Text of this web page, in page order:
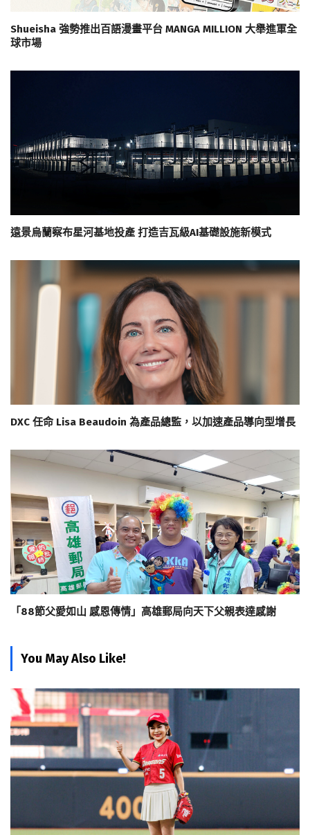
Shueisha 強勢推出百語漫畫平台 MANGA MILLION 大舉進軍全
球市場
遠景烏蘭察布星河基地投產 打造吉瓦級AI基礎設施新模式
DXC 任命 Lisa Beaudoin 為產品總監，以加速產品導向型增長
「88節父愛如山 感恩傳情」高雄郵局向天下父親表達感謝
You May Also Like!